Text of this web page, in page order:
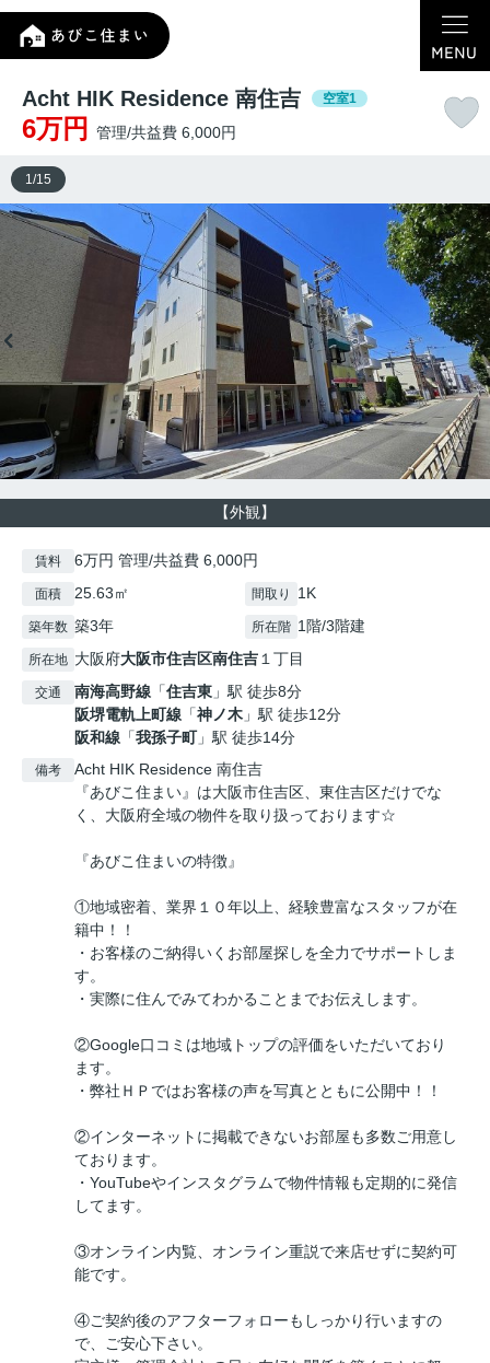
Acht HIK Residence 南住吉 空室1
6万円 管理/共益費 6,000円
【外観】
1 /15
賃料 6万円 管理/共益費 6,000円
面積 25.63㎡ 間取り 1K
築年数 築3年 所在階 1階/3階建
所在地 大阪府大阪市住吉区南住吉 １丁目
交通 南海高野線 「住吉東 」駅 徒歩8分
阪堺電軌上町線 「神ノ木 」駅 徒歩12分
阪和線 「我孫子町」駅 徒歩14分
備考
Acht HIK Residence 南住吉
『あびこ住まい』は大阪市住吉区、東住吉区だけでな
く、大阪府全域の物件を取り扱っております☆
『あびこ住まいの特徴』
①地域密着、業界１０年以上、経験豊富なスタッフが在
籍中！！
・お客様のご納得いくお部屋探しを全力でサポートしま
す。
・実際に住んでみてわかることまでお伝えします。
②Google口コミは地域トップの評価をいただいており
ます。
・弊社ＨＰではお客様の声を写真とともに公開中！！
②インターネットに掲載できないお部屋も多数ご用意し
ております。
・YouTubeやインスタグラムで物件情報も定期的に発信
してます。
③オンライン内覧、オンライン重説で来店せずに契約可
能です。
④ご契約後のアフターフォローもしっかり行いますの
で、ご安心下さい。